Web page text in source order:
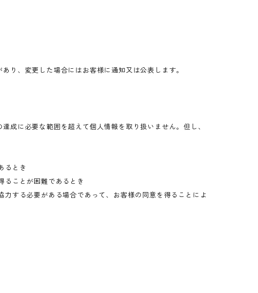
り、変更した場合にはお客様に通知又は公表します。
成に必要な範囲を超えて個人情報を取り扱いません。但し、
るとき
ることが困難であるとき
する必要がある場合であって、お客様の同意を得ることによ